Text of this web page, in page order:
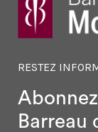
RESTEZ
Barreau